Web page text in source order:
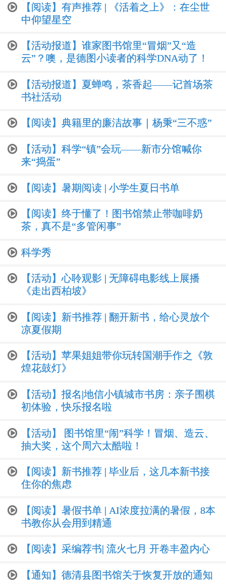
【阅读】有声推荐 | 《活着之上》：在尘世
中仰望星空
【活动报道】谁家图书馆里“冒烟”又“造
云”？噢，是德图小读者的科学DNA动了！
【活动报道】夏蝉鸣，茶香起——记首场茶
书社活动
【阅读】典籍里的廉洁故事｜杨秉“三不惑”
【活动】科学“镇”会玩——新市分馆喊你
来“捣蛋”
【阅读】暑期阅读 | 小学生夏日书单
【阅读】终于懂了！图书馆禁止带咖啡奶
茶，真不是“多管闲事”
科学秀
【活动】心聆观影 | 无障碍电影线上展播
《走出西柏坡》
【阅读】新书推荐 | 翻开新书，给心灵放个
凉夏假期
【活动】苹果姐姐带你玩转国潮手作之《敦
煌花鼓灯》
【活动】报名|地信小镇城市书房：亲子围棋
初体验，快乐报名啦
【活动】 图书馆里“闹”科学！冒烟、造云、
抽大奖，这个周六太酷啦！
【阅读】新书推荐 | 毕业后，这几本新书接
住你的焦虑
【阅读】暑假书单 | AI浓度拉满的暑假，8本
书教你从会用到精通
【阅读】采编荐书| 流火七月 开卷丰盈内心
【通知】德清县图书馆关于恢复开放的通知